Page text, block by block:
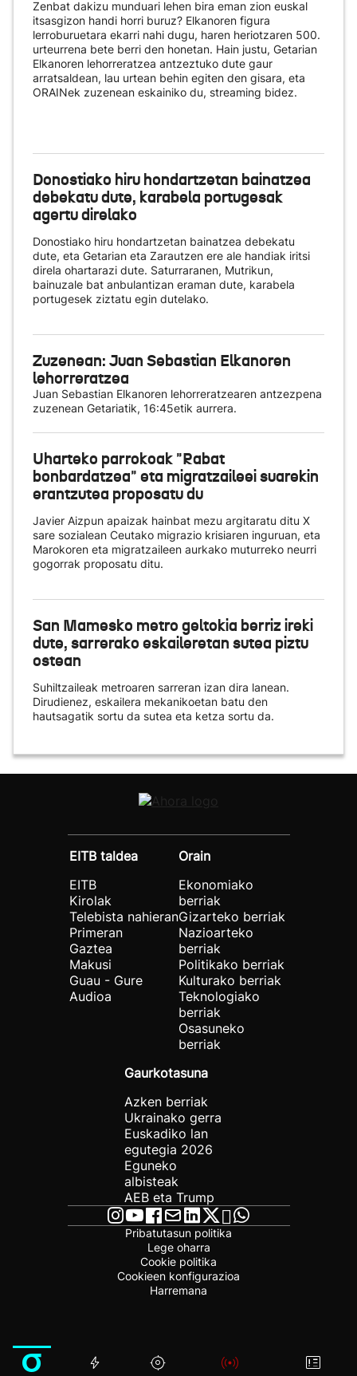
Zenbat dakizu munduari lehen bira eman zion euskal
itsasgizon handi horri buruz? Elkanoren figura
lerroburuetara ekarri nahi dugu, haren heriotzaren 500.
urteurrena bete berri den honetan. Hain justu, Getarian
Elkanoren lehorreratzea antzeztuko dute gaur
arratsaldean, lau urtean behin egiten den gisara, eta
ORAINek zuzenean eskainiko du, streaming bidez.
Donostiako hiru hondartzetan bainatzea
debekatu dute, karabela portugesak
agertu direlako
Donostiako hiru hondartzetan bainatzea debekatu
dute, eta Getarian eta Zarautzen ere ale handiak iritsi
direla ohartarazi dute. Saturraranen, Mutrikun,
bainuzale bat anbulantizan eraman dute, karabela
portugesek ziztatu egin dutelako.
Zuzenean: Juan Sebastian Elkanoren
lehorreratzea
Juan Sebastian Elkanoren lehorreratzearen antzezpena
zuzenean Getariatik, 16:45etik aurrera.
Uharteko parrokoak "Rabat
bonbardatzea" eta migratzaileei suarekin
erantzutea proposatu du
Javier Aizpun apaizak hainbat mezu argitaratu ditu X
sare sozialean Ceutako migrazio krisiaren inguruan, eta
Marokoren eta migratzaileen aurkako muturreko neurri
gogorrak proposatu ditu.
San Mamesko metro geltokia berriz ireki
dute, sarrerako eskaileretan sutea piztu
ostean
Suhiltzaileak metroaren sarreran izan dira lanean.
Dirudienez, eskailera mekanikoetan batu den
hautsagatik sortu da sutea eta ketza sortu da.
EITB taldea
EITB
Kirolak
Telebista nahieran
Primeran
Gaztea
Makusi
Guau - Gure
Audioa
Orain
Ekonomiako
berriak
Gizarteko berriak
Nazioarteko
berriak
Politikako berriak
Kulturako berriak
Teknologiako
berriak
Osasuneko
berriak
Gaurkotasuna
Azken berriak
Ukrainako gerra
Euskadiko lan
egutegia 2026
Eguneko
albisteak
AEB eta Trump
Pribatutasun politika
Lege oharra
Cookie politika
Cookieen konfigurazioa
Harremana